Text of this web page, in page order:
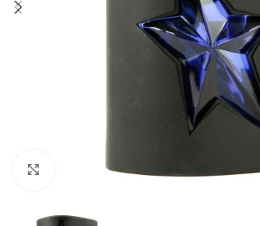
CLICK TO ENLARGE